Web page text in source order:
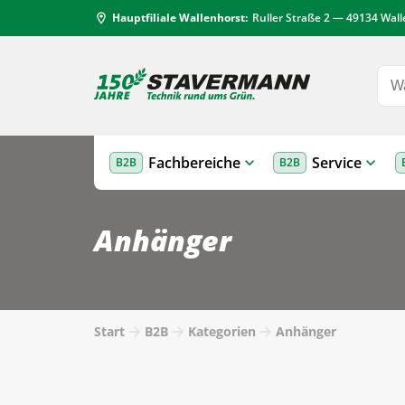
location_on Hauptfiliale Wallenhorst: Ruller Straße 2 — 49134
B2B Fachbereiche B2B Service
Anhänger
Start B2B Kategorien Anhänger